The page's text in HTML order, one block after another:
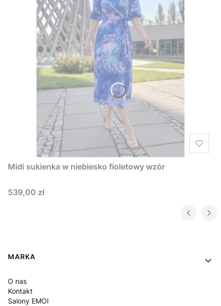
Midi sukienka w niebiesko fioletowy wzór
Cena
539,00 zł
Linki w stopce
MARKA
O nas
Kontakt
Salony EMOI